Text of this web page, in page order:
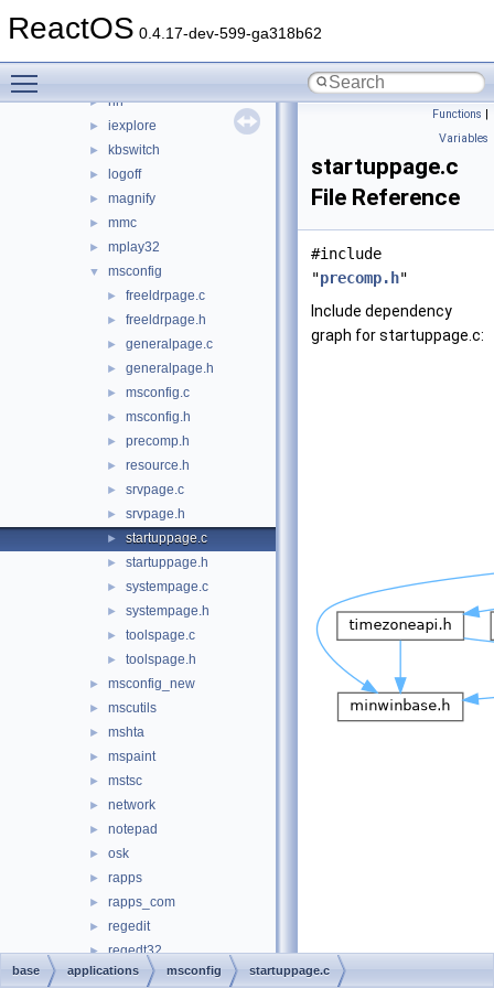
ReactOS 0.4.17-dev-599-ga318b62
► fltmc
► hh
► iexplore
► kbswitch
► logoff
► magnify
► mmc
► mplay32
▼ msconfig
► freeldrpage.c
► freeldrpage.h
► generalpage.c
► generalpage.h
► msconfig.c
► msconfig.h
► precomp.h
► resource.h
► srvpage.c
► srvpage.h
► startuppage.c
► startuppage.h
► systempage.c
► systempage.h
► toolspage.c
► toolspage.h
► msconfig_new
► mscutils
► mshta
► mspaint
► mstsc
► network
► notepad
► osk
► rapps
► rapps_com
► regedit
► regedt32
► runas
Functions |
Variables
startuppage.c
File Reference
#include
"precomp.h"
Include dependency
graph for startuppage.c:
base applications msconfig startuppage.c